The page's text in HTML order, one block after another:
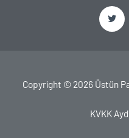
T
r
Copyright © 2026 Üstün
KVKK